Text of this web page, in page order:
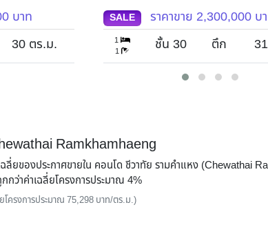
บาท
30 ตร.ม.
SALE ราคาขาย 2,300,000บ
1
1
ชั้น 30 ตึก 31
Ramkhamhaeng
ลี่ยของประกาศขายใน คอนโด ชีวาทัย รามคำแหง (Chewathai
กว่าค่าเฉลี่ยโครงการประมาณ 4%
ครงการประมาณ 75,298 บาท/ตร.ม.)